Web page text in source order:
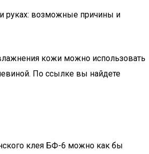
руках: возможные причины и
кожи можно использовать
По ссылке вы найдете
клея БФ-6 можно как бы